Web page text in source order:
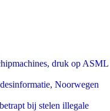
druk op ASML
Noorwegen
bij stelen illegale